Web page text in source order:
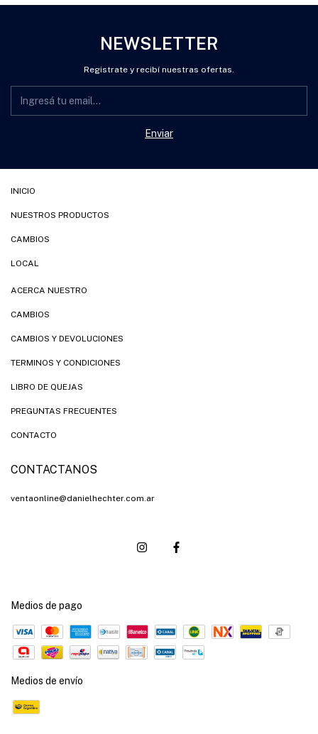
NEWSLETTER
Registrate y recibí nuestras ofertas.
INICIO
NUESTROS PRODUCTOS
CAMBIOS
LOCAL
ACERCA NUESTRO
CAMBIOS
CAMBIOS Y DEVOLUCIONES
TERMINOS Y CONDICIONES
LIBRO DE QUEJAS
PREGUNTAS FRECUENTES
CONTACTO
CONTACTANOS
ventaonline@danielhechter.com.ar
Medios de pago
Medios de envío